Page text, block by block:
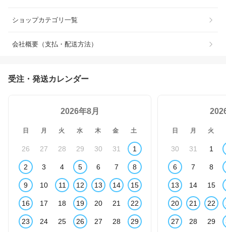
ショップカテゴリ一覧
会社概要（支払・配送方法）
受注・発送カレンダー
2026年8月
日 月 火 水 木 金 土
26 27 28 29 30 31 1
2 3 4 5 6 7 8
9 10 11 12 13 14 15
16 17 18 19 20 21 22
23 24 25 26 27 28 29
日 月 火
30 31 1
6 7 8
13 14 15
20 21 22
27 28 29